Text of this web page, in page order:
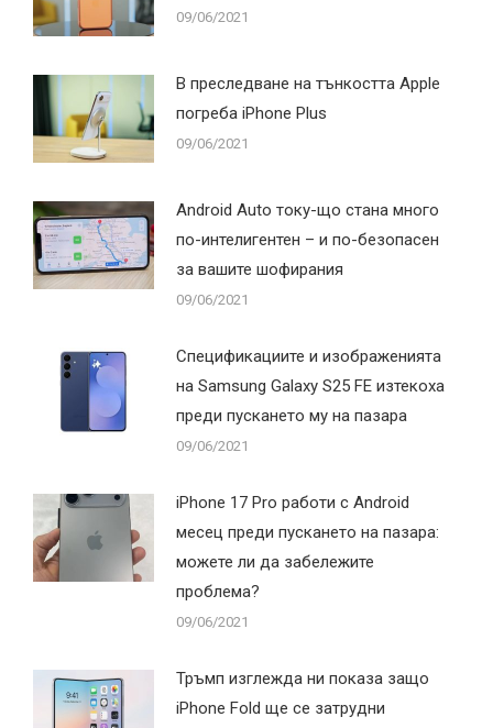
09/06/2021
В преследване на тънкостта Apple
погреба iPhone Plus
09/06/2021
Android Auto току-що стана много
по-интелигентен – и по-безопасен
за вашите шофирания
09/06/2021
Спецификациите и изображенията
на Samsung Galaxy S25 FE изтекоха
преди пускането му на пазара
09/06/2021
iPhone 17 Pro работи с Android
месец преди пускането на пазара:
можете ли да забележите
проблема?
09/06/2021
Тръмп изглежда ни показа защо
iPhone Fold ще се затрудни